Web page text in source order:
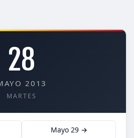
28
2013
MARTES
Mayo 29 →